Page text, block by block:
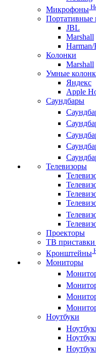
Микрофоны
Портативные
JBL
Marshall
Harman/
Колонки
Marshall
Умные
Яндекс
Apple
Саундбары
Телевизоры
Проекторы
ТВ
Кронштейны
Мониторы
Ноутбуки